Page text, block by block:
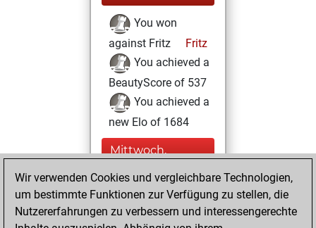
You won
against Fritz
Fritz
You achieved a
BeautyScore of 537
You achieved a
new Elo of 1684
Mittwoch,
You played 1
blitz games
Play
Wir verwenden Cookies und vergleichbare Technologien,
um bestimmte Funktionen zur Verfügung zu stellen, die
Nutzererfahrungen zu verbessern und interessengerechte